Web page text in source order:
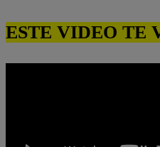
ESTE VIDEO TE